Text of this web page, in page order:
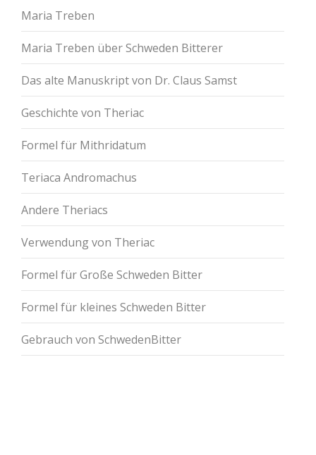
Maria Treben
Maria Treben über Schweden Bitterer
Das alte Manuskript von Dr. Claus Samst
Geschichte von Theriac
Formel für Mithridatum
Teriaca Andromachus
Andere Theriacs
Verwendung von Theriac
Formel für Große Schweden Bitter
Formel für kleines Schweden Bitter
Gebrauch von SchwedenBitter